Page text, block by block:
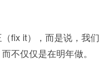
fix it），而是说，我们
不仅仅是在明年做。